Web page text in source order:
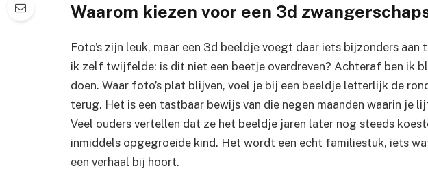
Waarom kiezen voor een 3d
Foto’s zijn leuk, maar een 3d beeldje voegt daar iets bijzonders
ik zelf twijfelde: is dit niet een beetje overdreven? Achteraf ben ik
doen. Waar foto’s plat blijven, voel je bij een beeldje letterlijk de
terug. Het is een tastbaar bewijs van die negen maanden waarin je
Veel ouders vertellen dat ze het beeldje jaren later nog steeds
inmiddels opgegroeide kind. Het wordt een echt familiestuk, iets
een verhaal bij hoort.